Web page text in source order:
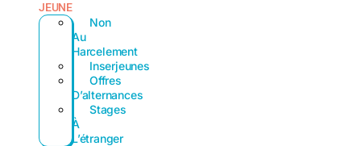
JEUNE
Non
Au
Harcelement
Inserjeunes
Offres
D’alternances
Stages
À
L’étranger